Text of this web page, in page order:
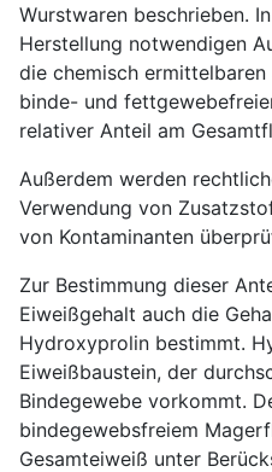
Wurstwaren beschrieben.
Herstellung notwendigen
die chemisch
binde- und
relativer Anteil am
Außerdem werden
Verwendung von
von Kontaminanten
Zur Bestimmung dieser
Eiweißgehalt auch die
Hydroxyprolin bestimmt.
Eiweißbaustein, der
Bindegewebe vorkommt.
bindegewebsfreiem
Gesamteiweiß unter